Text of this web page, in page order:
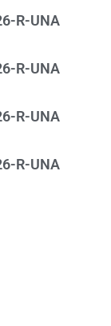
R-UNA
R-UNA
R-UNA
R-UNA